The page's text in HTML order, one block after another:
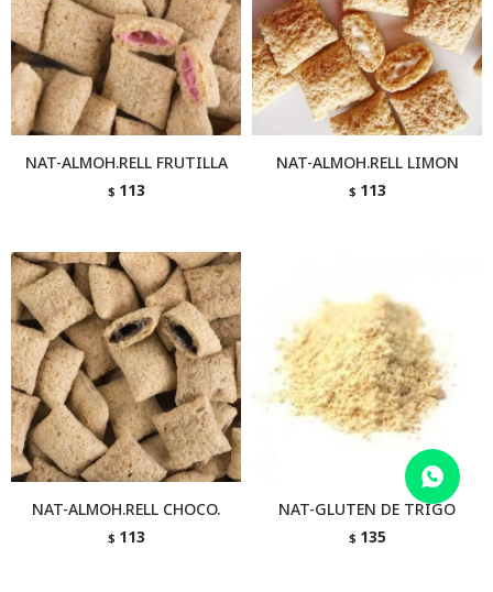
NAT-ALMOH.RELL FRUTILLA
$ 113
NAT-ALMOH.RELL LIMON
$ 113
NAT-ALMOH.RELL CHOCO.
$ 113
NAT-GLUTEN DE TRIGO
$ 135